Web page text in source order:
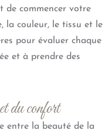
de commencer votre
la couleur, le tissu et le
pour évaluer chaque
et à prendre des
du confort
entre la beauté de la